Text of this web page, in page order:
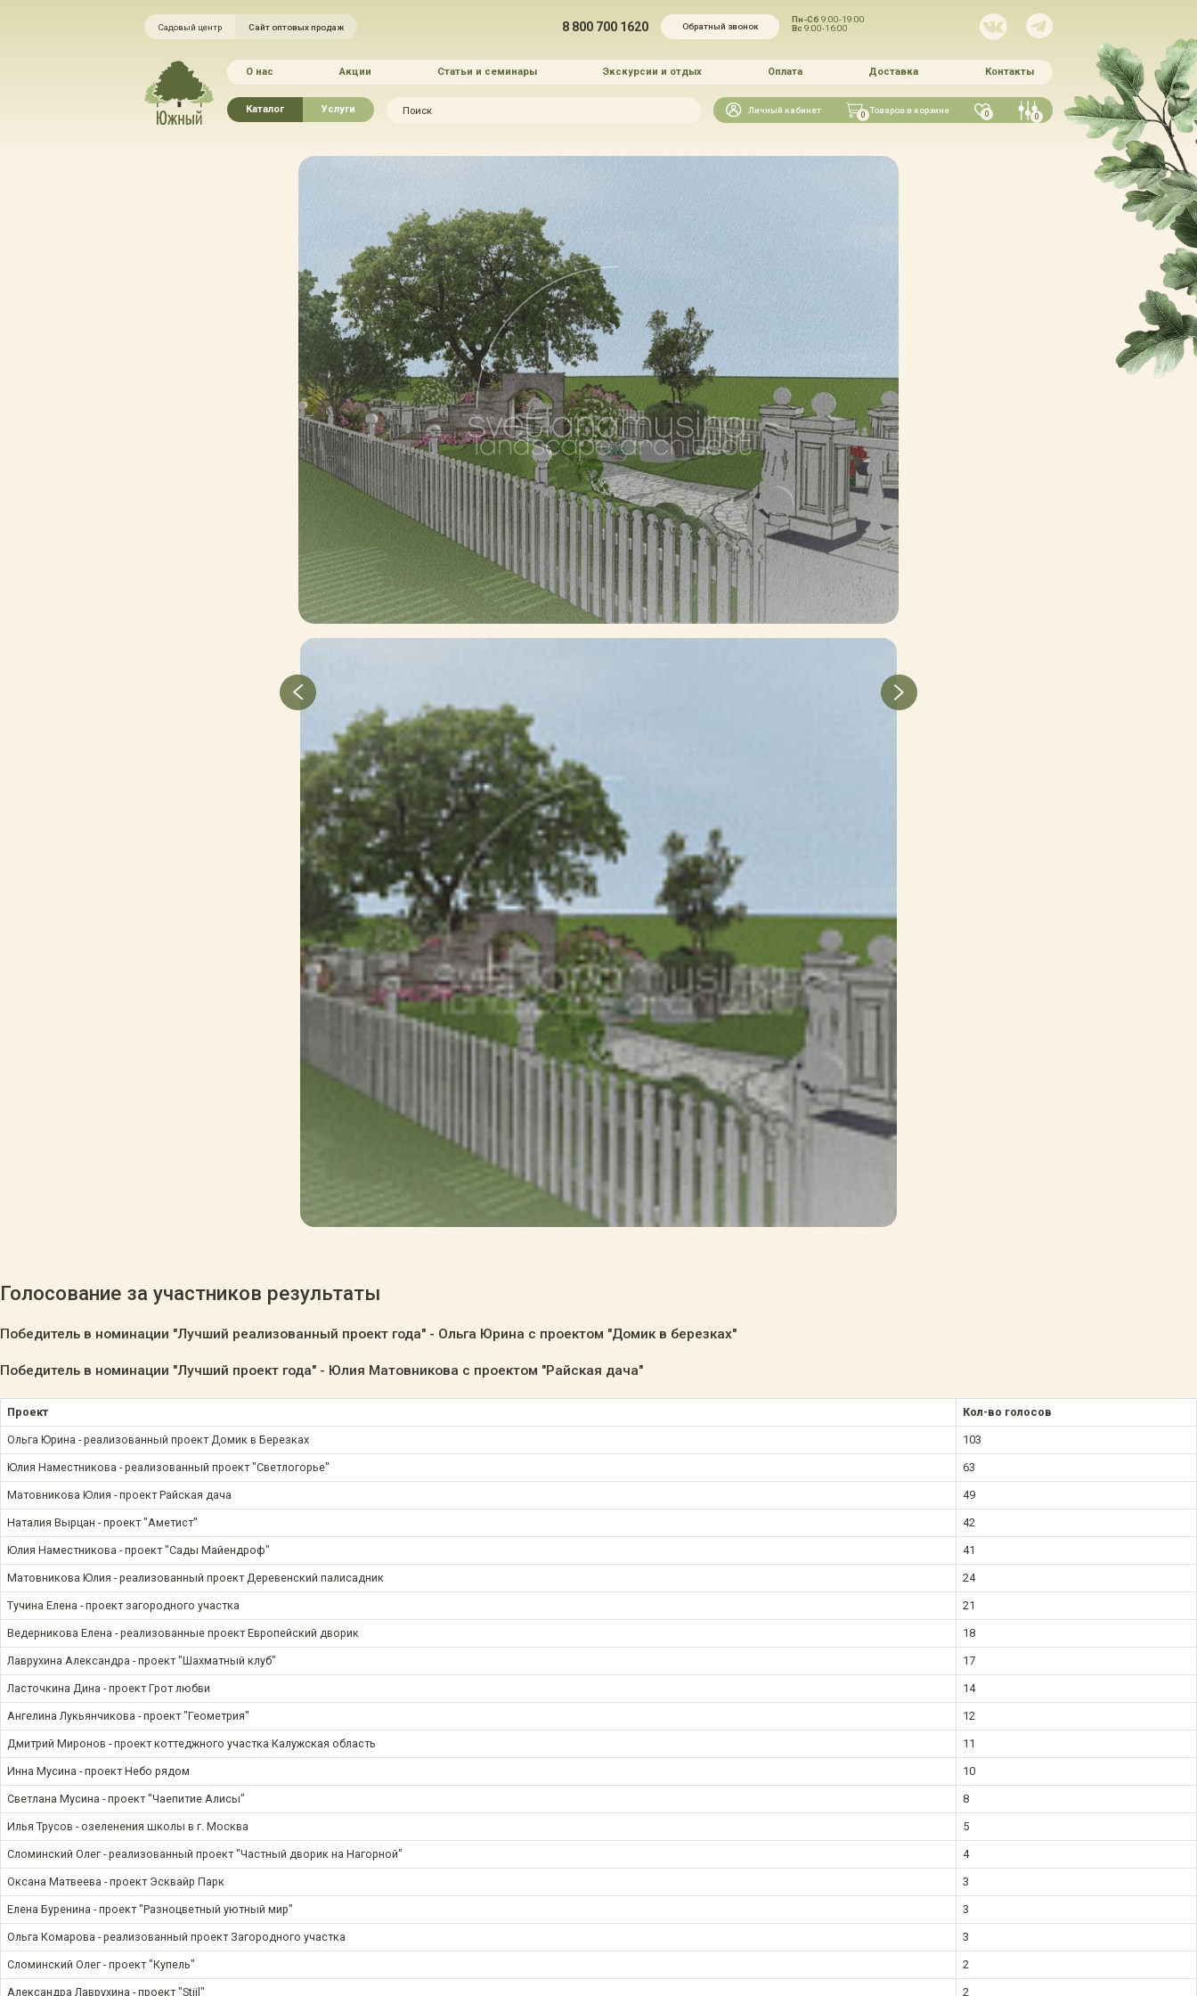
Садовый центр Сайт оптовых продаж 8 800 700 1620 Обратный звонок
Пн-Сб9:00-19:00
Вс9:00-16:00
О нас Акции Статьи и семинары Экскурсии и отдых Оплата Доставка Контакты
Каталог
Хвойные растения
Растения вертикального
Формованные растения
Товары для сада
Грунты, удобрения, отсыпка
Зимние товары
Консультации специалистов
Полезная литература
Полезные советы
Возврат и замена
Услуги
Портфолио
Прайс-листы
Правила оказания услуг
Доставка
Оплата
Гарантии
Автополив
Искать
Личный кабинет 0 Товаров в корзине 0 0
Голосование за участников результаты
Победитель в номинации "Лучший реализованный проект года" - Ольга Юрина с проектом "Домик в березках"
Победитель в номинации "Лучший проект года" - Юлия Матовникова с проектом "Райская дача"
Проект Кол-во голосов
Ольга Юрина - реализованный проект Домик в Березках 103
Юлия Наместникова - реализованный проект "Светлогорье" 63
Матовникова Юлия - проект Райская дача 49
Наталия Вырцан - проект "Аметист" 42
Юлия Наместникова - проект "Сады Майендроф" 41
Матовникова Юлия - реализованный проект Деревенский палисадник 24
Тучина Елена - проект загородного участка 21
Ведерникова Елена - реализованные проект Европейский дворик 18
Лаврухина Александра - проект "Шахматный клуб" 17
Ласточкина Дина - проект Грот любви 14
Ангелина Лукьянчикова - проект "Геометрия" 12
Дмитрий Миронов - проект коттеджного участка Калужская область 11
Инна Мусина - проект Небо рядом 10
Светлана Мусина - проект "Чаепитие Алисы" 8
Илья Трусов - озеленения школы в г. Москва 5
Сломинский Олег - реализованный проект "Частный дворик на Нагорной" 4
Оксана Матвеева - проект Эсквайр Парк 3
Елена Буренина - проект "Разноцветный уютный мир" 3
Ольга Комарова - реализованный проект Загородного участка 3
Сломинский Олег - проект "Купель" 2
Александра Лаврухина - проект "Stijl" 2